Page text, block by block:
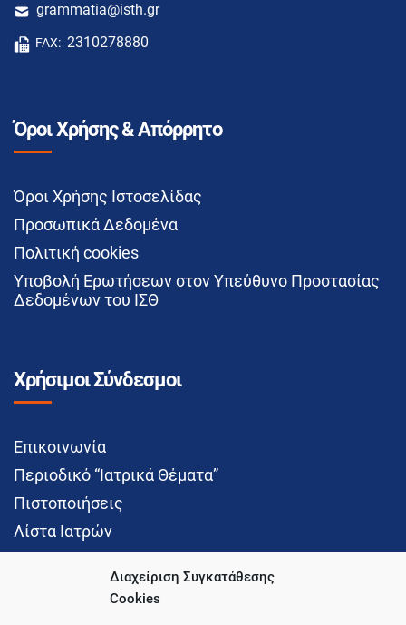
Διαχείριση Συγκατάθεσης
Cookies
grammatia@isth.gr
FAX: 2310278880
Όροι Χρήσης & Απόρρητο
Όροι Χρήσης Ιστοσελίδας
Προσωπικά Δεδομένα
Πολιτική cookies
Υποβολή Ερωτήσεων στον Υπεύθυνο Προστασίας
Δεδομένων του ΙΣΘ
Χρήσιμοι Σύνδεσμοι
Επικοινωνία
Περιοδικό “Ιατρικά Θέματα”
Πιστοποιήσεις
Λίστα Ιατρών
Social Media